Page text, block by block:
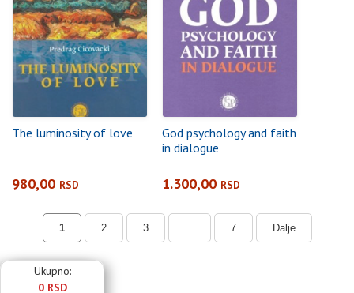
The luminosity of love
980,00 RSD
God psychology and faith
in dialogue
1.300,00 RSD
1 2 3 7 Dalje
Ukupno:
0 RSD